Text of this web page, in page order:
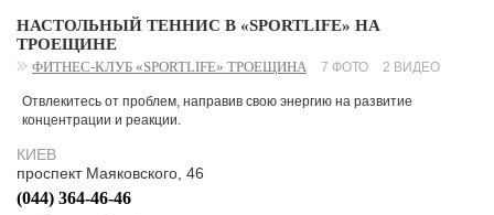
НАСТОЛЬНЫЙ ТЕННИС В «SPORTLIFE» НА
ТРОЕЩИНЕ
ФИТНЕС-КЛУБ «SPORTLIFE» ТРОЕЩИНА 7 ФОТО 2 ВИДЕО
Отвлекитесь от проблем, направив свою энергию на развитие
концентрации и реакции.
КИЕВ
проспект Маяковского, 46
(044) 364-46-46